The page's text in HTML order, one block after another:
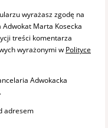
wyrażasz zgodę na
Marta Kosecka
treści komentarza
wyrażonymi w Polityce
Adwokacka
adresem